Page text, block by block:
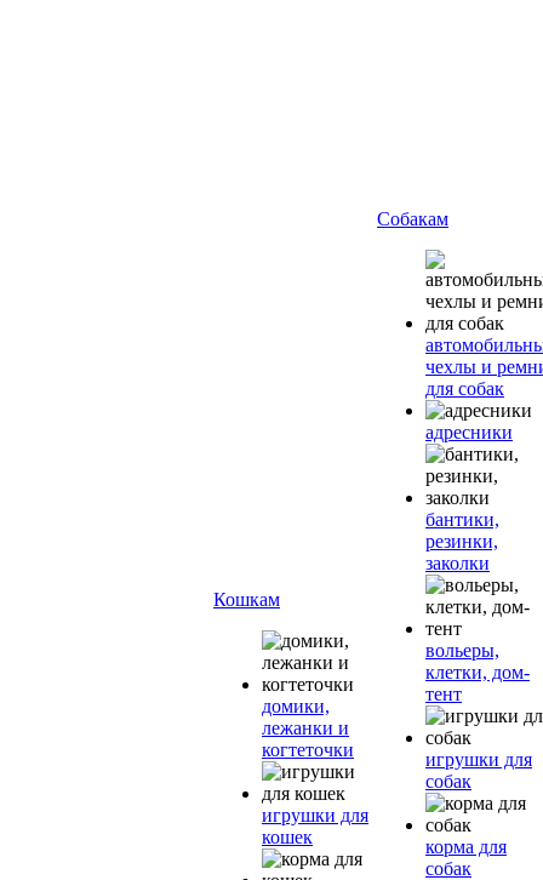
Кошкам
домики,
лежанки и
когтеточки
игрушки для
кошек
Собакам
чехлы и
для собак
адресники
бантики,
резинки,
заколки
вольеры,
клетки, дом-
тент
игрушки для
собак
корма для
собак